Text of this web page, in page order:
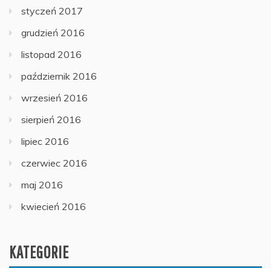
styczeń 2017
grudzień 2016
listopad 2016
październik 2016
wrzesień 2016
sierpień 2016
lipiec 2016
czerwiec 2016
maj 2016
kwiecień 2016
KATEGORIE